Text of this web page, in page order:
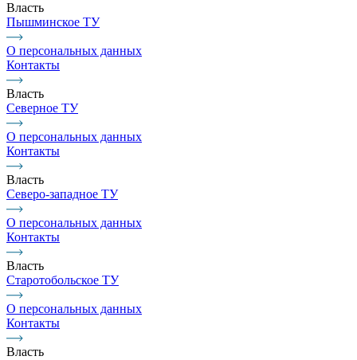
Власть
Пышминское ТУ
О персональных данных
Контакты
Власть
Северное ТУ
О персональных данных
Контакты
Власть
Северо-западное ТУ
О персональных данных
Контакты
Власть
Старотобольское ТУ
О персональных данных
Контакты
Власть